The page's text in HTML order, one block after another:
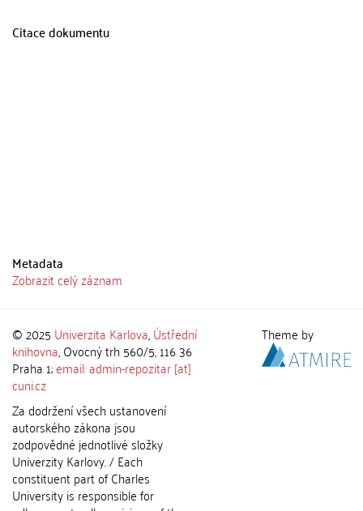
Citace dokumentu
Metadata
Zobrazit celý záznam
© 2025 Univerzita Karlova,Ústřední
knihovna, Ovocný trh 560/5, 116 36
Praha 1;email: admin-repozitar [at]
cuni.cz
Za dodržení všech ustanovení
autorského zákona jsou
zodpovědné jednotlivé složky
Univerzity Karlovy. / Each
constituent part of Charles
University is responsible for
Theme by